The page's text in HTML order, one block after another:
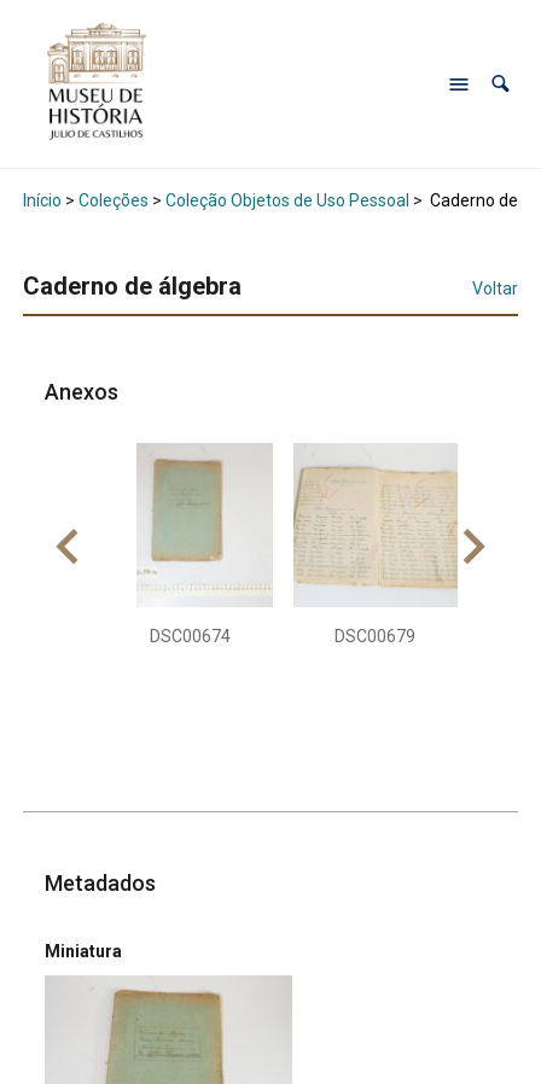
Início > Coleções > Coleção Objetos de Uso Pessoal > Caderno de
Caderno de álgebra Voltar
Anexos
DSC00674 DSC00679
Metadados
Miniatura